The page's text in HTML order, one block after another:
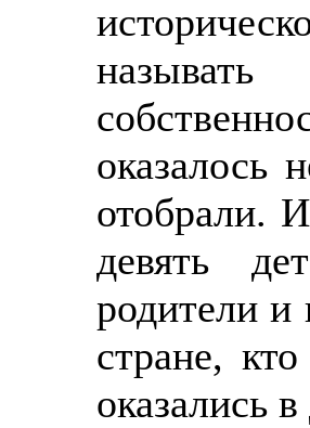
оказалось
отобрали.
девять
родители и
стране,
оказались